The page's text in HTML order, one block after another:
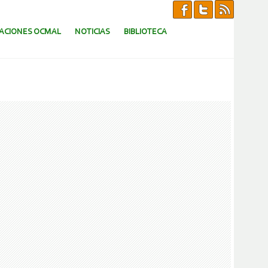
OCMAL NOTICIAS BIBLIOTECA